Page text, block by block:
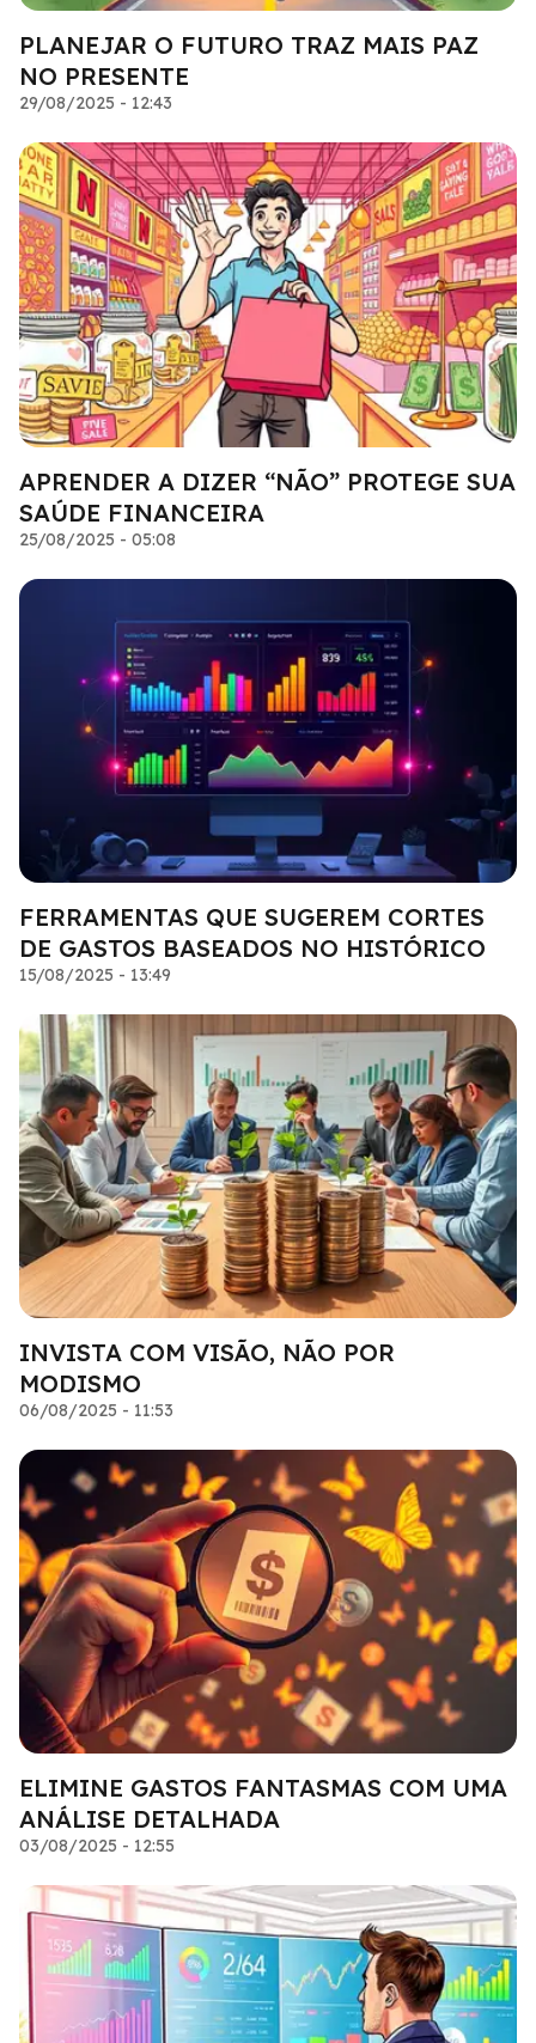
PLANEJAR O FUTURO TRAZ MAIS PAZ
NO PRESENTE
29/08/2025 - 12:43
APRENDER A DIZER “NÃO” PROTEGE SUA
SAÚDE FINANCEIRA
25/08/2025 - 05:08
FERRAMENTAS QUE SUGEREM CORTES
DE GASTOS BASEADOS NO HISTÓRICO
15/08/2025 - 13:49
INVISTA COM VISÃO, NÃO POR
MODISMO
06/08/2025 - 11:53
ELIMINE GASTOS FANTASMAS COM UMA
ANÁLISE DETALHADA
03/08/2025 - 12:55